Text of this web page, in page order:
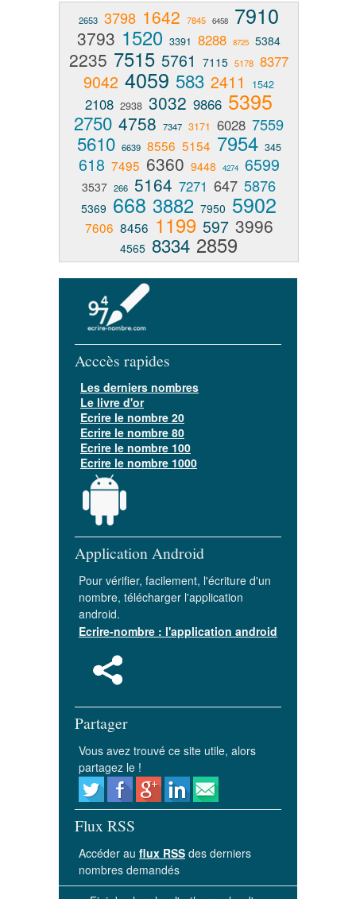
2653 3798 1642 7845 6458 7910
3793 1520 3391 8288 8725 5384
2235 7515 5761 7115 5178 8377
9042 4059 583 2411 1542
2108 2938 3032 9866 5395
2750 4758 7347 3171 6028 7559
5610 6639 8556 5154 7954 345
618 7495 6360 9448 4274 6599
3537 266 5164 7271 647 5876
5369 668 3882 7950 5902
7606 8456 1199 597 3996
4565 8334 2859
Acccès rapides
Les derniers nombres
Le livre d'or
Ecrire le nombre 20
Ecrire le nombre 80
Ecrire le nombre 100
Ecrire le nombre 1000
Application Android
Pour vérifier, facilement, l'écriture d'un
nombre, télécharger l'application
android.
Ecrire-nombre : l'application android
Partager
Vous avez trouvé ce site utile, alors
partagez le !
Flux RSS
Accéder au flux RSS des derniers
nombres demandés